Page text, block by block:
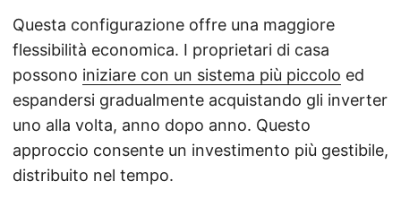
Questa configurazione offre una maggiore
flessibilità economica. I proprietari di casa
possono iniziare con un sistema più piccolo ed
espandersi gradualmente acquistando gli inverter
uno alla volta, anno dopo anno. Questo
approccio consente un investimento più gestibile,
distribuito nel tempo.